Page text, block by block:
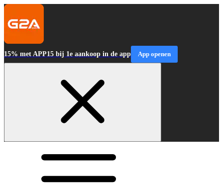
15% met APP15 bij 1e aankoop in de app App openen